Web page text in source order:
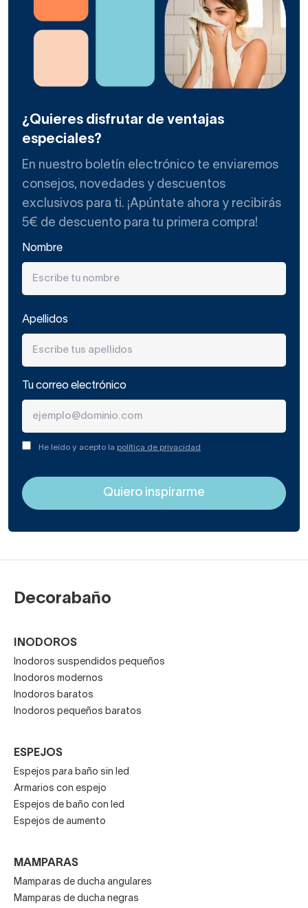
¿Quieres disfrutar de ventajas
especiales?
En nuestro boletín electrónico te enviaremos
consejos, novedades y descuentos
exclusivos para ti. ¡Apúntate ahora y recibirás
5€ de descuento para tu primera compra!
Nombre
Apellidos
Tu correo electrónico
He leído y acepto la política de privacidad
Decorabaño
INODOROS
Inodoros suspendidos pequeños
Inodoros modernos
Inodoros baratos
Inodoros pequeños baratos
ESPEJOS
Espejos para baño sin led
Armarios con espejo
Espejos de baño con led
Espejos de aumento
MAMPARAS
Mamparas de ducha angulares
Mamparas de ducha negras